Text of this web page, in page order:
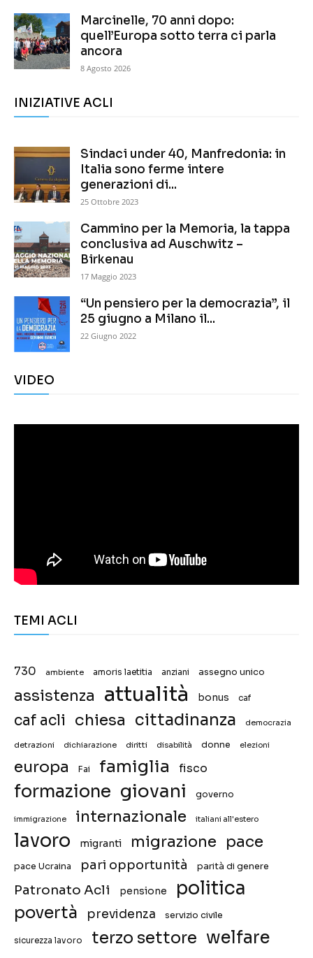
Marcinelle, 70 anni dopo:
quell’Europa sotto terra ci parla
ancora
8 Agosto 2026
INIZIATIVE ACLI
Sindaci under 40, Manfredonia: in
Italia sono ferme intere
generazioni di...
25 Ottobre 2023
Cammino per la Memoria, la tappa
conclusiva ad Auschwitz –
Birkenau
17 Maggio 2023
“Un pensiero per la democrazia”, il
25 giugno a Milano il...
22 Giugno 2022
VIDEO
TEMI ACLI
730 ambiente amoris laetitia anziani assegno unico
assistenza attualità bonus caf
caf acli chiesa cittadinanza democrazia
detrazioni dichiarazione diritti disabilità donne elezioni
europa Fai famiglia fisco
formazione giovani governo
immigrazione internazionale italiani all'estero
lavoro migranti migrazione pace
pace Ucraina pari opportunità parità di genere
Patronato Acli pensione politica
povertà previdenza servizio civile
sicurezza lavoro terzo settore welfare